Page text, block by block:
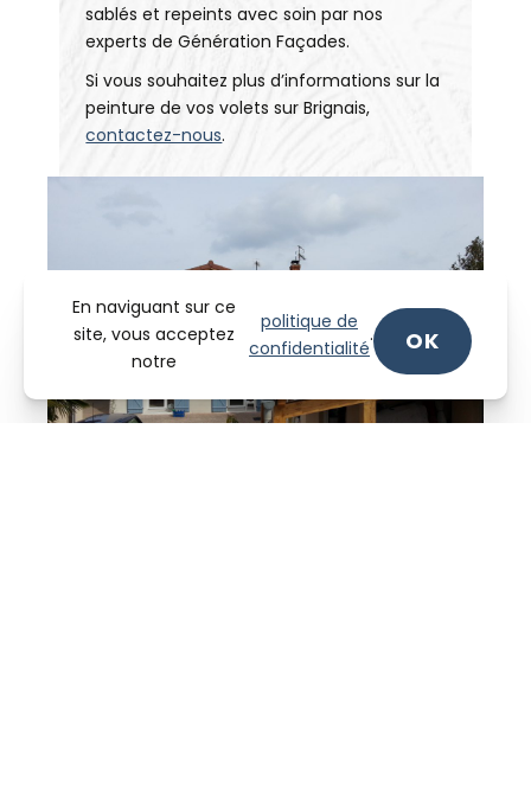
En naviguant sur ce
site, vous acceptez
notre
politique de
confidentialité
. OK
sablés et repeints avec soin par nos
experts de Génération Façades.
Si vous souhaitez plus d’informations sur la
peinture de vos volets sur Brignais,
contactez-nous.